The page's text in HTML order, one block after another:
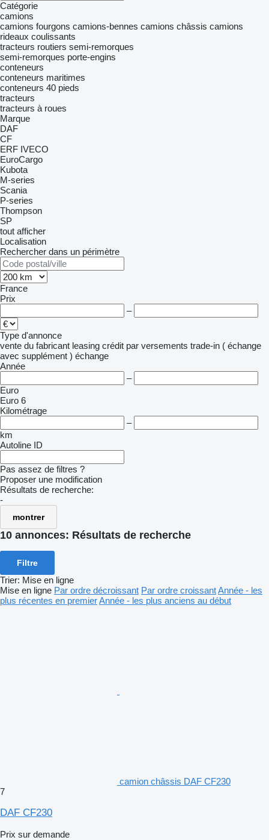
Catégorie
camions
camions fourgons camions-bennes camions châssis camions
rideaux coulissants
tracteurs routiers semi-remorques
semi-remorques porte-engins
conteneurs
conteneurs maritimes
conteneurs 40 pieds
tracteurs
tracteurs à roues
Marque
DAF
CF
ERF IVECO
EuroCargo
Kubota
M-series
Scania
P-series
Thompson
SP
tout afficher
Localisation
Rechercher dans un périmètre
France
Prix
–
Type d'annonce
vente du fabricant leasing crédit par versements trade-in ( échange
avec supplément ) échange
Année
–
Euro
Euro 6
Kilométrage
–
km
Autoline ID
Pas assez de filtres ?
Proposer une modification
Résultats de recherche:
-
montrer
10 annonces: Résultats de recherche
Filtre
Trier: Mise en ligne
Mise en ligne Par ordre décroissant Par ordre croissantAnnée - les
plus récentes en premierAnnée - les plus anciens au début
camion châssis DAF CF230
7
DAF CF230
Prix sur demande